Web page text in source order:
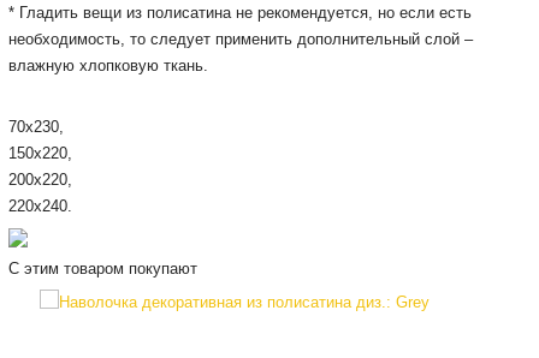
* Гладить вещи из полисатина не рекомендуется, но если есть
необходимость, то следует применить дополнительный слой –
влажную хлопковую ткань.
70x230,
150х220,
200х220,
220х240.
С этим товаром покупают